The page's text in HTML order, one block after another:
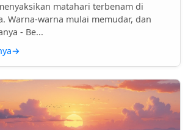
matahari terbenam di
Warna-warna mulai memudar, dan
- Be...
→